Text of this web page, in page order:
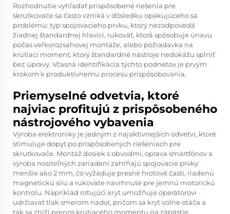
Rozhodnutie vyhľadať prispôsobené riešenia pre
skrutkovače sa často vzniká v dôsledku opakujúceho sa
problému: typ spojovacieho prvku, ktorý nezodpovedá
žiadnej štandardnej hlavici, rukoväť, ktorá spôsobuje únavu
počas veľkorozsahovej montáže, alebo požiadavka na
krútiaci moment, ktorý štandardné nástroje nedokážu splniť
bez úpravy. Včasná identifikácia týchto podnetov je prvým
krokom k produktívnemu procesu prispôsobovania.
Priemyselné odvetvia, ktoré
najviac profitujú z prispôsobeného
nástrojového vybavenia
Výroba elektroniky je jedným z najaktívnejších odvetví, ktoré
stimuluje dopyt po prispôsobených riešeniach pre
skrutkovače. Montáž dosiek s obvodmi, oprava smartfónov a
výroba nositeľných zariadení zahŕňajú spojovacie prvky
menšie ako 2 mm, čo vyžaduje presné hrotové časti, riadenú
magnetickú silu a rukoväte navrhnuté pre jemnú motorickú
kontrolu. Napríklad rotujúci kryt umožňuje operátorovi
udržiavať tlak smerom nadol, pričom sa kryt voľne otáča a
tak sa zníži prenos krútiaceho momentu na zápästie.